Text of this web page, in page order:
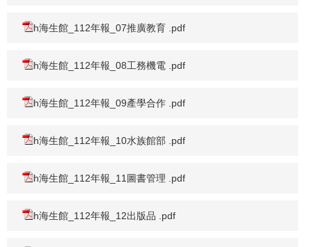
h海生館_112年報_07推廣教育 .pdf
h海生館_112年報_08工務機電 .pdf
h海生館_112年報_09產學合作 .pdf
h海生館_112年報_10水族館部 .pdf
h海生館_112年報_11圖書管理 .pdf
h海生館_112年報_12出版品 .pdf